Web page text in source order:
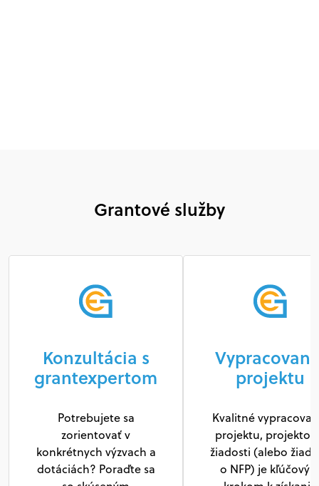
Grantové služby
Konzultácia s
grantexpertom
Potrebujete sa
zorientovať v
konkrétnych výzvach a
dotáciách? Poraďte sa
projektu
Kvalitné
projektu,
žiadosti (alebo
o NFP) je